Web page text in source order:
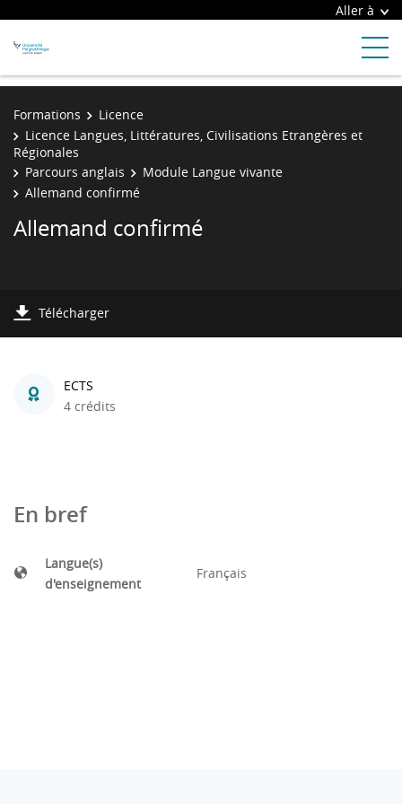
Aller à
Formations
Licence
Licence Langues, Littératures, Civilisations Etrangères et
Régionales
Parcours anglais
Module Langue vivante
Allemand confirmé
Allemand confirmé
Télécharger
ECTS
4 crédits
En bref
Langue(s)
d'enseignement
Français